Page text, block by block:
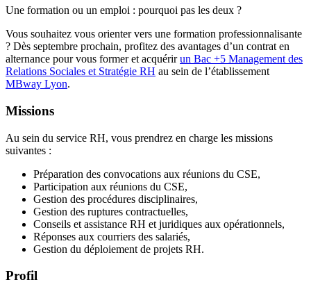
Une formation ou un emploi : pourquoi pas les deux ?
Vous souhaitez vous orienter vers une formation professionnalisante
? Dès septembre prochain, profitez des avantages d’un contrat en
alternance pour vous former et acquérirun Bac +5 Management des
Relations Sociales et Stratégie RH au sein de l’établissement
MBway Lyon.
Missions
Au sein du service RH, vous prendrez en charge les missions
suivantes :
Préparation des convocations aux réunions du CSE,
Participation aux réunions du CSE,
Gestion des procédures disciplinaires,
Gestion des ruptures contractuelles,
Conseils et assistance RH et juridiques aux opérationnels,
Réponses aux courriers des salariés,
Gestion du déploiement de projets RH.
Profil